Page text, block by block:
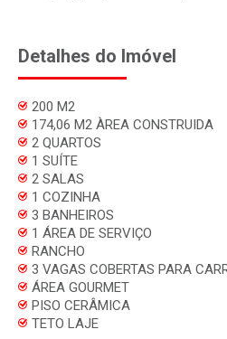
Detalhes do Imóvel
200 M2
174,06 M2 ÀREA CONSTRUIDA
2 QUARTOS
1 SUÍTE
2 SALAS
1 COZINHA
3 BANHEIROS
1 ÁREA DE SERVIÇO
RANCHO
3 VAGAS COBERTAS PARA
ÁREA GOURMET
PISO CERÂMICA
TETO LAJE